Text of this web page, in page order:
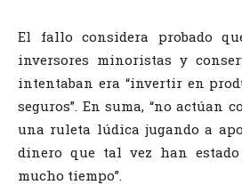
El fallo considera probado
inversores minoristas y
intentaban era “invertir en
seguros”. En suma, “no actúan
una ruleta lúdica jugando a
dinero que tal vez han
mucho tiempo”.